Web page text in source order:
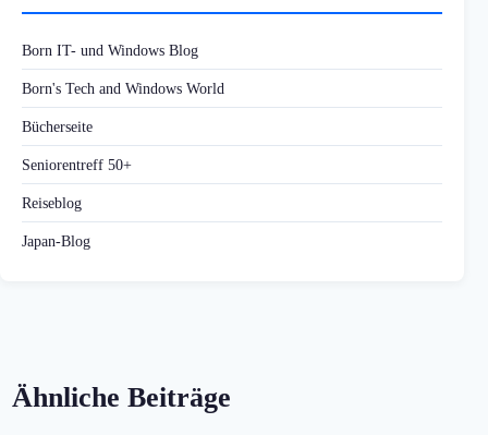
Born IT- und Windows Blog
Born's Tech and Windows World
Bücherseite
Seniorentreff 50+
Reiseblog
Japan-Blog
Ähnliche Beiträge